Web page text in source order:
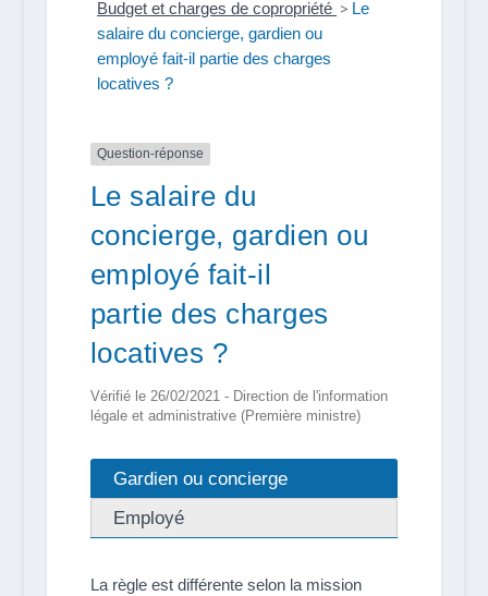
Budget et charges de copropriété > Le
salaire du concierge, gardien ou
employé fait-il partie des charges
locatives ?
Question-réponse
Le salaire du
concierge, gardien ou
employé fait-il
partie des charges
locatives ?
Vérifié le 26/02/2021 - Direction de l'information
légale et administrative (Première ministre)
Gardien ou concierge
Employé
La règle est différente selon la mission